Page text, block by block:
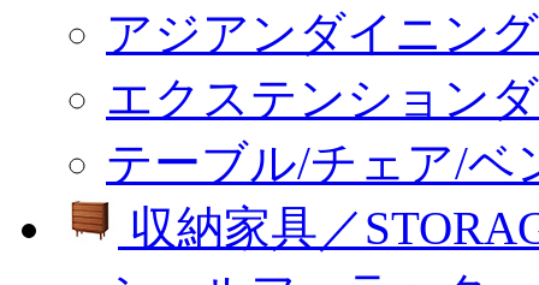
アジアンダイニング
エクステンション
テーブル/チェア/ベ
収納家具／